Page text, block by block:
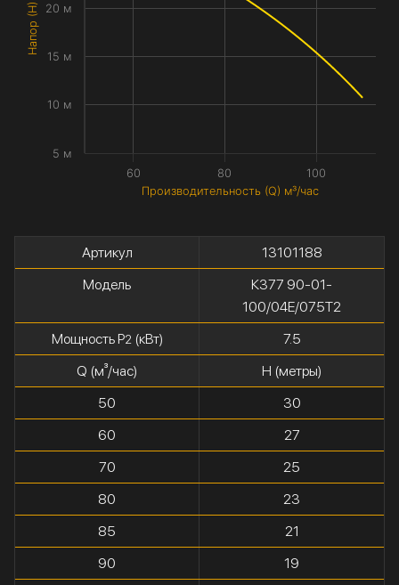
Производительность (Q) м³/час
60 80 100
5 м
10 м
15 м
20 м
Артикул
13101188
Модель
К377 90-01-
100/04Е/075Т2
Мощность P2(кВт)
7.5
Q (м³/час)
H (метры)
50
30
60
27
70
25
80
23
85
21
90
19